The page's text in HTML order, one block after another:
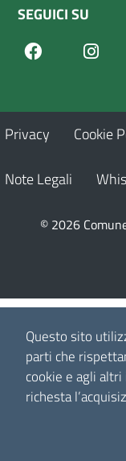
Questo sito
parti che
cookie e agli
richesta
SEGUICI SU
Facebook
Privacy Cookie
Note Legali
© 2026